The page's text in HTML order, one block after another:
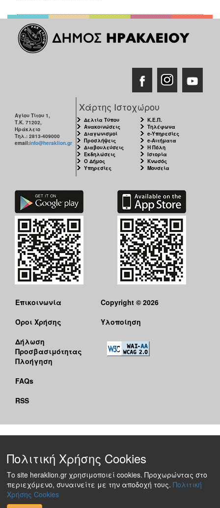
Αγίου Τίτου 1,
Τ.Κ. 71202,
Ηράκλειο
Τηλ.: 2813-409000
email:info@heraklion.gr
Χάρτης Ιστοχώρου
Δελτία Τύπου
Ανακοινώσεις
Διαγωνισμοί
Προσλήψεις
Διαβουλεύσεις
Εκδηλώσεις
Ο Δήμος
Υπηρεσίες
Κ.Ε.Π.
Τηλέφωνα
e-Υπηρεσίες
e-Αιτήματα
Η Πόλη
Ιστορία
Κνωσός
Μουσεία
Επικοινωνία
Όροι Χρήσης
Δήλωση
Προσβασιμότητας
Πλοήγηση
FAQs
RSS
Copyright © 2026
Υλοποίηση
Πολιτική Χρήσης Cookies
Το site heraklion.gr χρησιμοποιεί cookies. Προχωρώντας στο
περιεχόμενο, συναινείτε με την αποδοχή τους. Πολιτική
Χρήσης Cookies